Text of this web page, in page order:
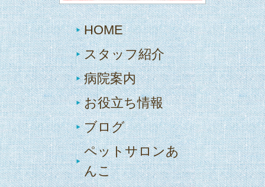
HOME
スタッフ紹介
病院案内
お役立ち情報
ブログ
ペットサロンあ
んこ